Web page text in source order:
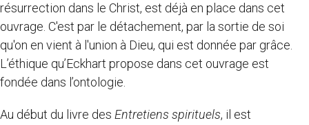
résurrection dans le Christ, est déjà en place dans cet
ouvrage. C'est par le détachement, par la sortie de soi
qu'on en vient à l'union à Dieu, qui est donnée par grâce.
L’éthique qu’Eckhart propose dans cet ouvrage est
fondée dans l’ontologie.
Au début du livre des Entretiens spirituels, il est